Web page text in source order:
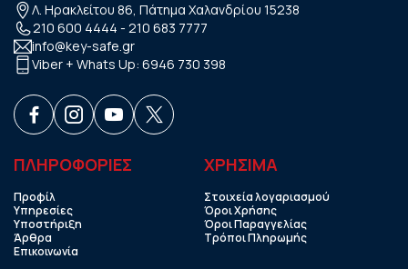
Λ. Ηρακλείτου 86, Πάτημα Χαλανδρίου 15238
210 600 4444 - 210 683 7777
info@key-safe.gr
Viber + Whats Up: 6946 730 398
ΠΛΗΡΟΦΟΡΙΕΣ
Προφίλ
Υπηρεσίες
Υποστήριξη
Άρθρα
Επικοινωνία
ΧΡHΣΙΜΑ
Στοιχεία λογαριασμού
Όροι Χρήσης
Όροι Παραγγελίας
Τρόποι Πληρωμής